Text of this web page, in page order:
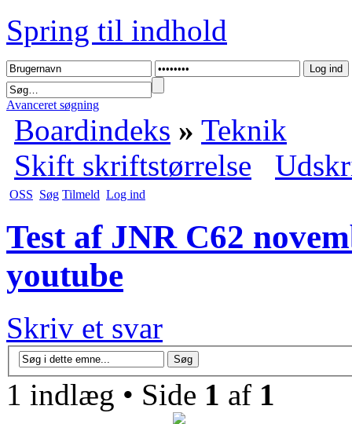
Spring til indhold
Avanceret søgning
Boardindeks » Teknik
Skift skriftstørrelse
OSS Søg Tilmeld Log ind
Test af JNR C62
youtube
Skriv et svar
1 indlæg • Side 1 af 1